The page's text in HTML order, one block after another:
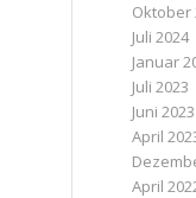
Oktober
Juli 2024
Januar
Juli 2023
Juni 2023
April
April